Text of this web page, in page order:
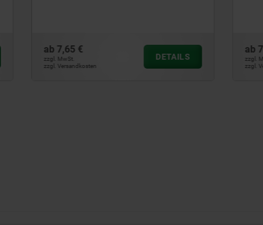
ab 7,50 €
zzgl. MwSt.
zzgl. Versandkosten
DETAILS
ab
zzgl.
zzgl.